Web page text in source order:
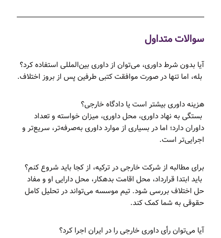
سوالات متداول
آیا بدون شرط داوری، می‌توان از داوری بین‌المللی استفاده کرد؟
بله، اما تنها در صورت موافقت کتبی طرفین پس از بروز اختلاف.
هزینه داوری بیشتر است یا دادگاه خارجی؟
بستگی به نهاد داوری، محل داوری، میزان خواسته و تعداد
داوران دارد؛ اما در بسیاری از موارد داوری به‌صرفه‌تر، سریع‌تر و
اجرایی‌تر است.
برای مطالبه از شرکت خارجی در ترکیه، از کجا باید شروع کنم؟
باید ابتدا قرارداد، محل اقامت بدهکار، محل دارایی او و مفاد
حل اختلاف بررسی شود. تیم موسسه می‌تواند در تحلیل کامل
حقوقی به شما کمک کند.
آیا می‌توان رأی داوری خارجی را در ایران اجرا کرد؟